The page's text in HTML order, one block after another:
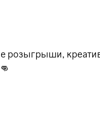
розыгрыши,